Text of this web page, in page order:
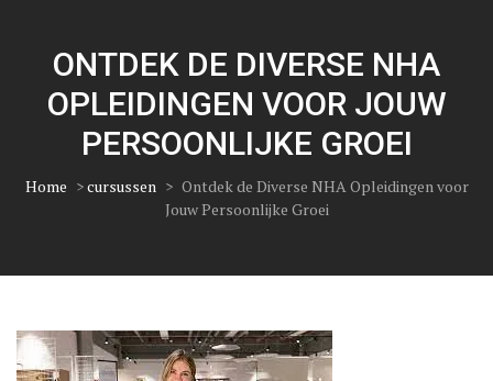
ONTDEK DE DIVERSE NHA
OPLEIDINGEN VOOR JOUW
PERSOONLIJKE GROEI
Home >cursussen > Ontdek de Diverse NHA Opleidingen voor
Jouw Persoonlijke Groei